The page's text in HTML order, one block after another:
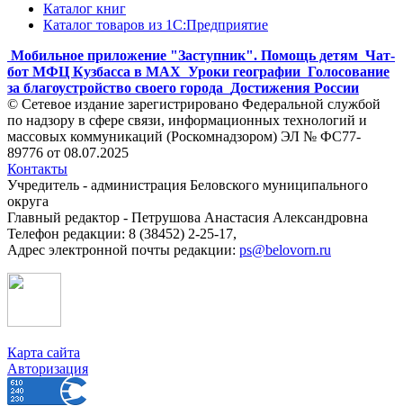
Каталог книг
Каталог товаров из 1С:Предприятие
Мобильное приложение "Заступник". Помощь детям Чат-
бот МФЦ Кузбасса в MAX Уроки географии Голосование
за благоустройство своего города
Достижения России
© Сетевое издание зарегистрировано Федеральной службой
по надзору в сфере связи, информационных технологий и
массовых коммуникаций (Роскомнадзором) ЭЛ № ФС77-
89776 от 08.07.2025
Контакты
Учредитель - администрация Беловского муниципального
округа
Главный редактор - Петрушова Анастасия Александровна
Телефон редакции: 8 (38452) 2-25-17,
Адрес электронной почты редакции: ps@belovorn.ru
Карта сайта
Авторизация